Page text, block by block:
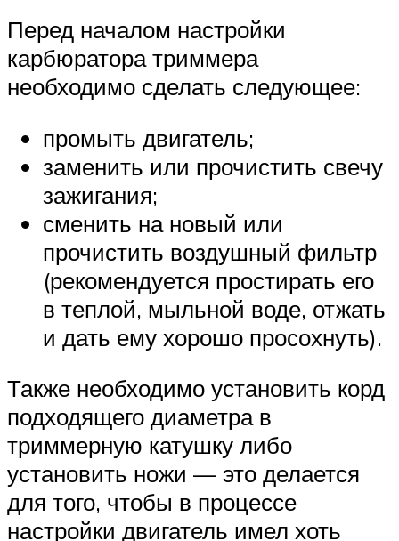
Перед началом настройки
карбюратора триммера
необходимо сделать следующее:
промыть двигатель;
заменить или прочистить свечу
зажигания;
сменить на новый или
прочистить воздушный фильтр
(рекомендуется простирать его
в теплой, мыльной воде, отжать
и дать ему хорошо просохнуть).
Также необходимо установить корд
подходящего диаметра в
триммерную катушку либо
установить ножи — это делается
для того, чтобы в процессе
настройки двигатель имел хоть